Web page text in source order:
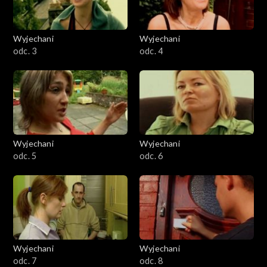
Wyjechani
odc. 3
Wyjechani
odc. 4
Wyjechani
odc. 5
Wyjechani
odc. 6
Wyjechani
odc. 7
Wyjechani
odc. 8